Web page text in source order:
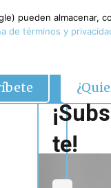
te!
pueden almacenar,
de términos y